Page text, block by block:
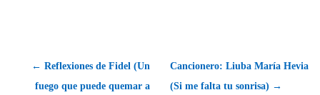
← Reflexiones de Fidel (Un
fuego que puede quemar a
Cancionero: Liuba María Hevia
(Si me falta tu sonrisa) →